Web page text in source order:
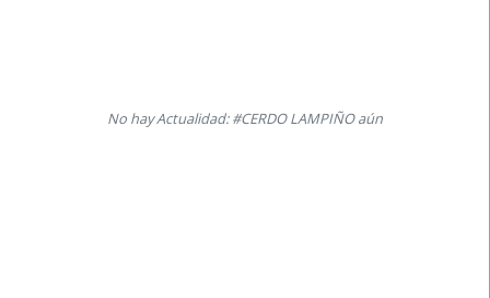
No hay Actualidad: #CERDO LAMPIÑO aún